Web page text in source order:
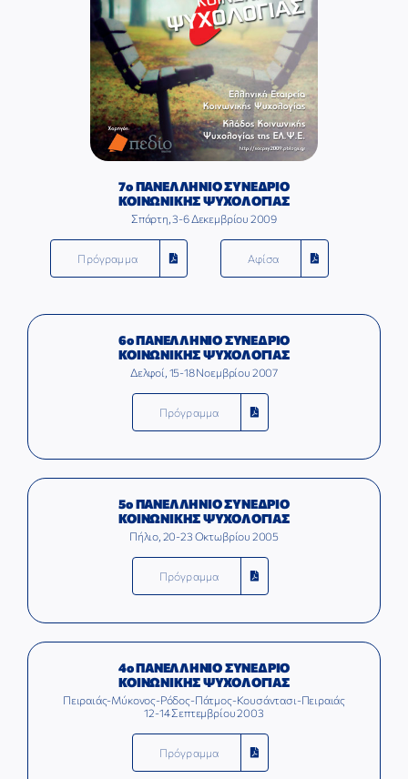
7ο ΠΑΝΕΛΛΗΝΙΟ ΣΥΝΕΔΡΙΟ
ΚΟΙΝΩΝΙΚΗΣ ΨΥΧΟΛΟΓΙΑΣ
Σπάρτη, 3-6 Δεκεμβρίου 2009
Πρόγραμμα Αφίσα
6ο ΠΑΝΕΛΛΗΝΙΟ ΣΥΝΕΔΡΙΟ
ΚΟΙΝΩΝΙΚΗΣ ΨΥΧΟΛΟΓΙΑΣ
Δελφοί, 15-18 Νοεμβρίου 2007
Πρόγραμμα
5ο ΠΑΝΕΛΛΗΝΙΟ ΣΥΝΕΔΡΙΟ
ΚΟΙΝΩΝΙΚΗΣ ΨΥΧΟΛΟΓΙΑΣ
Πήλιο, 20-23 Οκτωβρίου 2005
Πρόγραμμα
4ο ΠΑΝΕΛΛΗΝΙΟ ΣΥΝΕΔΡΙΟ
ΚΟΙΝΩΝΙΚΗΣ ΨΥΧΟΛΟΓΙΑΣ
Πειραιάς-Μύκονος-Ρόδος-Πάτμος-Κουσάντασι-Πειραιάς
12-14 Σεπτεμβρίου 2003
Πρόγραμμα